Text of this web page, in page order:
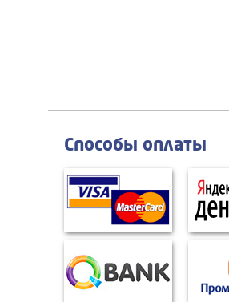
Способы оплаты